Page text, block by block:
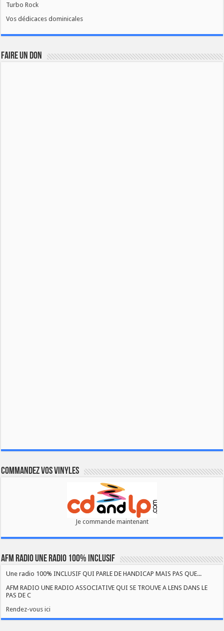
Turbo Rock
Vos dédicaces dominicales
FAIRE UN DON
Commandez vos vinyles
Je commande maintenant
AFM RADIO UNE RADIO 100% INCLUSIF
Une radio 100% INCLUSIF QUI PARLE DE HANDICAP MAIS PAS QUE...
AFM RADIO UNE RADIO ASSOCIATIVE QUI SE TROUVE A LENS DANS LE
PAS DE C
Rendez-vous ici